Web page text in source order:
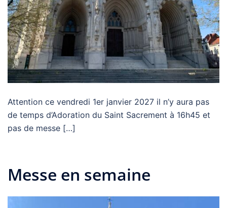
Attention ce vendredi 1er janvier 2027 il n’y aura pas
de temps d’Adoration du Saint Sacrement à 16h45 et
pas de messe […]
Messe en semaine